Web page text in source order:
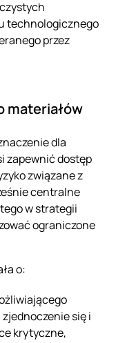
technologicznego
przez
materiałów
dla
zapewnić dostęp
związane z
centralne
w strategii
ograniczone
o:
się i
krytyczne,